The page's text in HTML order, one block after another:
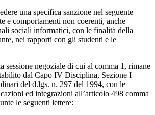
una specifica sanzione nel seguente
e comportamenti non coerenti, anche
sociali informatici, con le finalità della
nei rapporti con gli studenti e le
sessione negoziale di cui al comma 1, rimane
dal Capo IV Disciplina, Sezione I
del d.lgs. n. 297 del 1994, con le
ed integrazioni all’articolo 498 comma
le seguenti lettere: